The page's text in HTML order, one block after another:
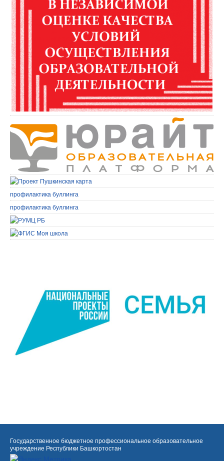
профилактика буллинга
профилактика буллинга
Государственное бюджетное профессиональное образовательное
учреждение Республики Башкортостан